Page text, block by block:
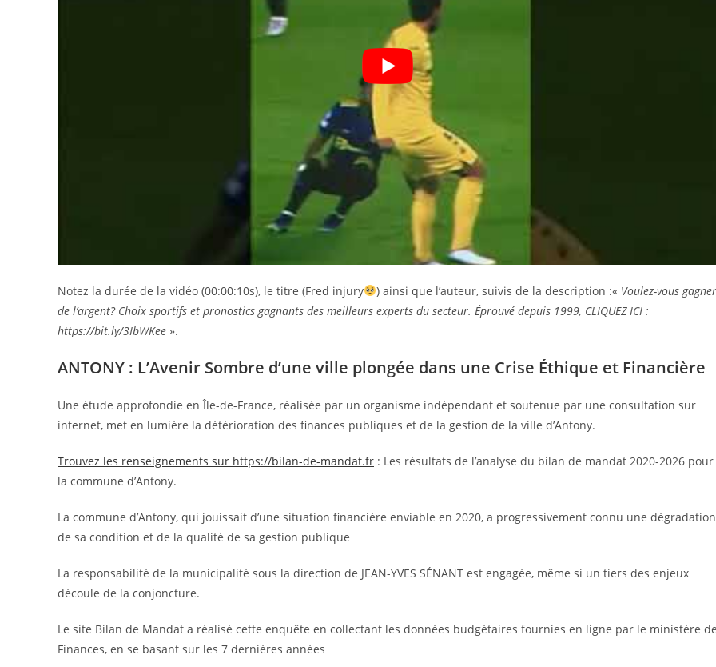
Notez la durée de la vidéo (00:00:10s), le titre (Fred injury ) ainsi que l’auteur, suivis de la description :«Voulez-vous gagner
de l’argent? Choix sportifs et pronostics gagnants des meilleurs experts du secteur. Éprouvé depuis 1999, CLIQUEZ ICI :
https://bit.ly/3IbWKee ».
ANTONY : L’Avenir Sombre d’une ville plongée dans une Crise Éthique et Financière
Une étude approfondie en Île-de-France, réalisée par un organisme indépendant et soutenue par une consultation sur
internet, met en lumière la détérioration des finances publiques et de la gestion de la ville d’Antony.
Trouvez les renseignements sur https://bilan-de-mandat.fr : Les résultats de l’analyse du bilan de mandat 2020-2026 pour
la commune d’Antony.
La commune d’Antony, qui jouissait d’une situation financière enviable en 2020, a progressivement connu une dégradation
de sa condition et de la qualité de sa gestion publique
La responsabilité de la municipalité sous la direction de JEAN-YVES SÉNANT est engagée, même si un tiers des enjeux
découle de la conjoncture.
Le site Bilan de Mandat a réalisé cette enquête en collectant les données budgétaires fournies en ligne par le ministère
Finances, en se basant sur les 7 dernières années